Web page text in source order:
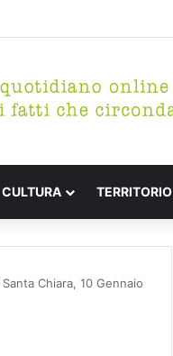
DELL’ALA NORD-SUD
CULTURA TERRITORIO
Chiara, 10 Gennaio